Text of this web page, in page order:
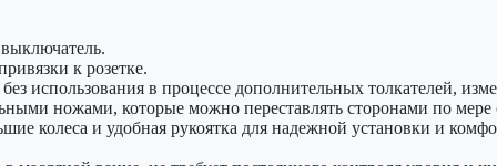
к розетке.
использования в процессе дополнительных толкателей,
ножами, которые можно переставлять сторонами по
колеса и удобная рукоятка для надежной установки и